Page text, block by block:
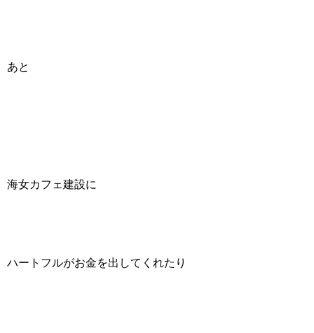
あと
海女カフェ建設に
ハートフルがお金を出してくれたり